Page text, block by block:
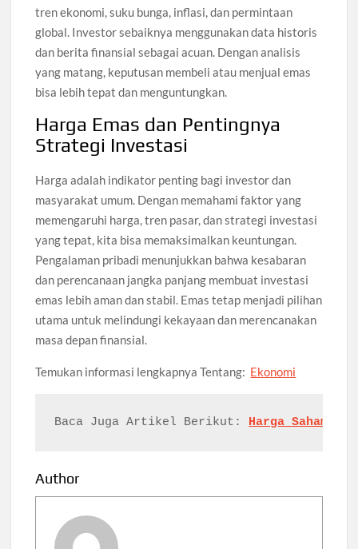
tren ekonomi, suku bunga, inflasi, dan permintaan
global. Investor sebaiknya menggunakan data historis
dan berita finansial sebagai acuan. Dengan analisis
yang matang, keputusan membeli atau menjual emas
bisa lebih tepat dan menguntungkan.
Harga Emas dan Pentingnya
Strategi Investasi
Harga adalah indikator penting bagi investor dan
masyarakat umum. Dengan memahami faktor yang
memengaruhi harga, tren pasar, dan strategi investasi
yang tepat, kita bisa memaksimalkan keuntungan.
Pengalaman pribadi menunjukkan bahwa kesabaran
dan perencanaan jangka panjang membuat investasi
emas lebih aman dan stabil. Emas tetap menjadi pilihan
utama untuk melindungi kekayaan dan merencanakan
masa depan finansial.
Temukan informasi lengkapnya Tentang: Ekonomi
Baca Juga Artikel Berikut: Harga Saham:
Author